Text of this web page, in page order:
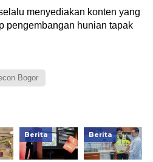
menyediakan konten yang
pengembangan hunian tapak
Bogor
Berita Berita